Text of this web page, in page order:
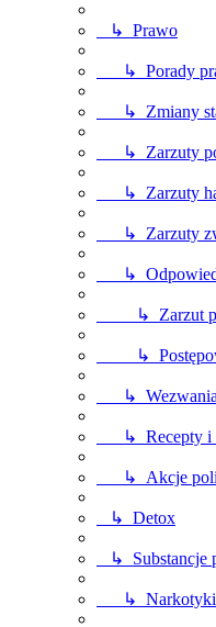
↳ Prawo
↳ Porady
↳ Zmiany
↳ Zarzuty
↳ Zarzuty
↳ Zarzuty
↳
↳ Zarzut
↳
↳ Wezwania
↳ Recepty i
↳ Akcje
↳ Detox
↳ Substancje
↳ Narkotyki